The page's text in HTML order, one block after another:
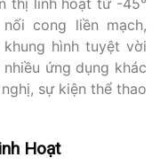
cong liền mạch,
hình tuyệt vời
ứng dụng khác
sự kiện thể thao
Hoạt